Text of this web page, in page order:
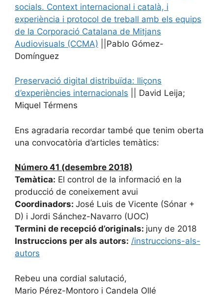
socials. Context internacional i català, i
experiència i protocol de treball amb els equips
de la Corporació Catalana de Mitjans
Audiovisuals (CCMA) ||Pablo Gómez-
Domínguez
Preservació digital distribuïda: lliçons
d’experiències internacionals || David Leija;
Miquel Térmens
Ens agradaria recordar també que tenim oberta
una convocatòria d’articles temàtics:
Número 41 (desembre 2018)
Temàtica: El control de la informació en la
producció de coneixement avui
Coordinadors: José Luis de Vicente (Sónar +
D) i Jordi Sánchez-Navarro (UOC)
Termini de recepció d’originals: juny de 2018
Instruccions per als autors: /instruccions-als-
autors
Rebeu una cordial salutació,
Mario Pérez-Montoro i Candela Ollé